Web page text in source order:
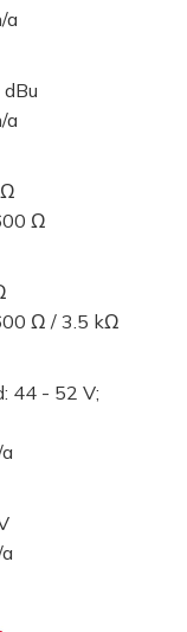
a
a
Ω
Ω / 3.5 kΩ
44 - 52 V;